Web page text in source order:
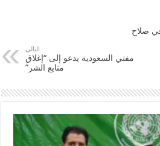
صلاح
التالي
مفتي السعودية يدعو إلى “إغلاق
منابع الشر”